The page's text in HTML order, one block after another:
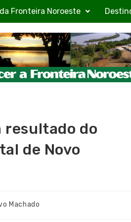
Fronteira Noroeste
resultado do
de Novo
Machado